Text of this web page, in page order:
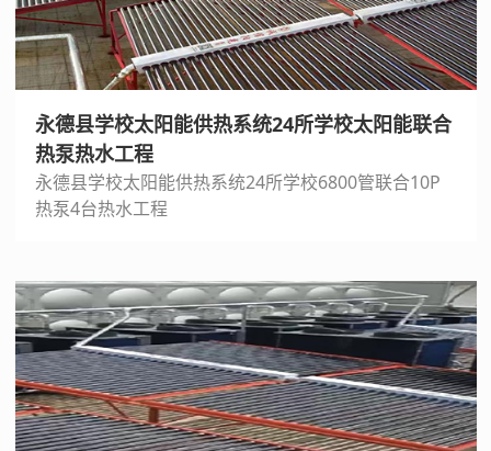
永德县学校太阳能供热系统24所学校太阳能联合
热泵热水工程
永德县学校太阳能供热系统24所学校6800管联合10P
热泵4台热水工程